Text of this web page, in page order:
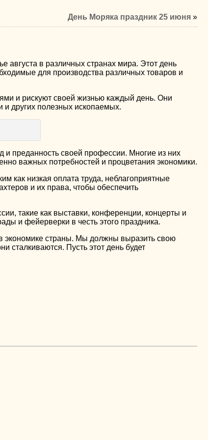
День Моряка праздник 25 июня»
августа в различных странах мира. Этот день
для производства различных товаров и
и рискуют своей жизнью каждый день. Они
и других полезных ископаемых.
и преданность своей профессии. Многие из них
важных потребностей и процветания экономики.
как низкая оплата труда, неблагоприятные
и их права, чтобы обеспечить
такие как выставки, конференции, концерты и
и фейерверки в честь этого праздника.
экономике страны. Мы должны выразить свою
сталкиваются. Пусть этот день будет